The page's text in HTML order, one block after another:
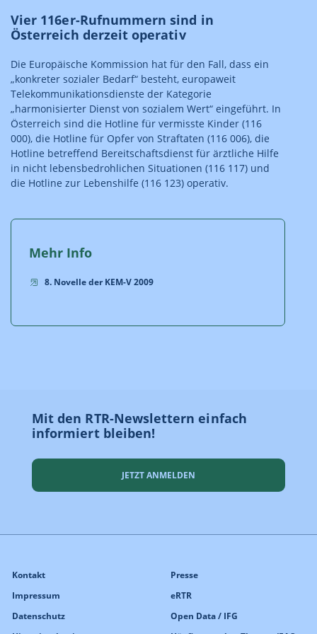
Vier 116er-Rufnummern sind in
Österreich derzeit operativ
Die Europäische Kommission hat für den Fall, dass ein
„konkreter sozialer Bedarf“ besteht, europaweit
Telekommunikationsdienste der Kategorie
„harmonisierter Dienst von sozialem Wert“ eingeführt. In
Österreich sind die Hotline für vermisste Kinder (116
000), die Hotline für Opfer von Straftaten (116 006), die
Hotline betreffend Bereitschaftsdienst für ärztliche Hilfe
in nicht lebensbedrohlichen Situationen (116 117) und
die Hotline zur Lebenshilfe (116 123) operativ.
Mehr Info
8. Novelle der KEM-V 2009
Mit den RTR-Newslettern einfach
informiert bleiben!
JETZT ANMELDEN
Kontakt
Impressum
Datenschutz
Presse
eRTR
Open Data / IFG